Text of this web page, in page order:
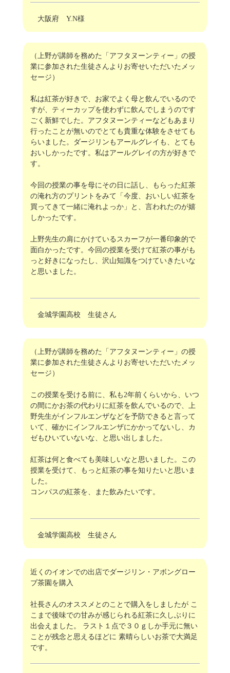
大阪府 Y.N様
（上野が講師を務めた「アフタヌーンティー」の授
業に参加された生徒さんよりお寄せいただいたメッ
セージ）
私は紅茶が好きで、お家でよく母と飲んでいるので
すが、ティーカップを使わずに飲んでしまうのです
ごく新鮮でした。アフタヌーンティーなどもあまり
行ったことが無いのでとても貴重な体験をさせても
らいました。ダージリンもアールグレイも、とても
おいしかったです。私はアールグレイの方が好きで
す。
今回の授業の事を母にその日に話し、もらった紅茶
の淹れ方のプリントをみて「今度、おいしい紅茶を
買ってきて一緒に淹れよっか」と、言われたのが嬉
しかったです。
上野先生の肩にかけているスカーフが一番印象的で
面白かったです。今回の授業を受けて紅茶の事がも
っと好きになったし、沢山知識をつけていきたいな
と思いました。
金城学園高校 生徒さん
（上野が講師を務めた「アフタヌーンティー」の授
業に参加された生徒さんよりお寄せいただいたメッ
セージ）
この授業を受ける前に、私も2年前くらいから、いつ
の間にかお茶の代わりに紅茶を飲んでいるので、上
野先生がインフルエンザなどを予防できると言って
いて、確かにインフルエンザにかかってないし、カ
ゼもひいていないな、と思い出しました。
紅茶は何と食べても美味しいなと思いました。この
授業を受けて、もっと紅茶の事を知りたいと思いま
した。
コンパスの紅茶を、また飲みたいです。
金城学園高校 生徒さん
近くのイオンでの出店でダージリン・アボングロー
ブ茶園を購入
社長さんのオススメとのことで購入をしましたが こ
こまで後味での甘みが感じられる紅茶に久しぶりに
出会えました。 ラスト１点で３０ｇしか手元に無い
ことが残念と思えるほどに 素晴らしいお茶で大満足
です。